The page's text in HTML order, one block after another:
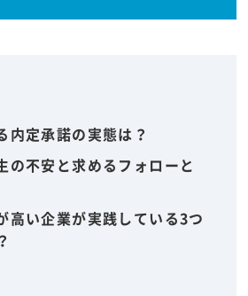
内定承諾の実態は？
の不安と求めるフォローと
高い企業が実践している3つ